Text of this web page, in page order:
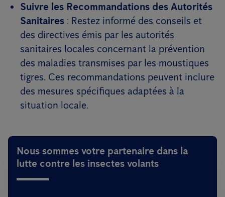
Suivre les Recommandations des Autorités
Sanitaires : Restez informé des conseils et
des directives émis par les autorités
sanitaires locales concernant la prévention
des maladies transmises par les moustiques
tigres. Ces recommandations peuvent inclure
des mesures spécifiques adaptées à la
situation locale.
Nous sommes votre partenaire dans la
lutte contre les insectes volants